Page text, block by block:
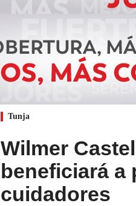
Tunja
Wilmer
beneficiará a
cuidadores